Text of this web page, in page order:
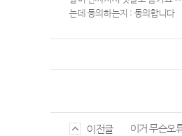
는데 동의하는지 : 동의합니다
이전글 이거 무슨오